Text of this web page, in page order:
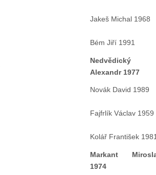
Jakeš Michal 1968
Bém Jiří 1991
Nedvědický
Alexandr 1977
Novák David 1989
Fajfrlík Václav 1959
Kolář František
Markant
1974